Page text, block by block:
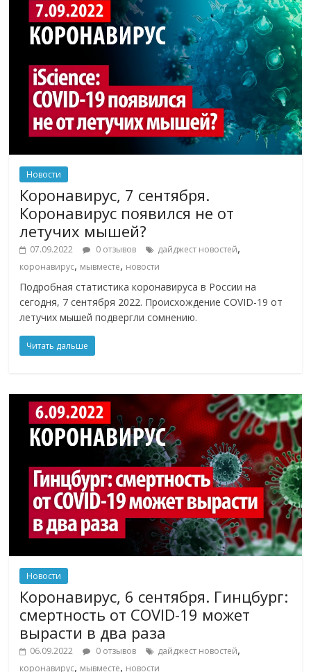
Новости
Коронавирус, 7 сентября.
Коронавирус появился не от
летучих мышей?
07.09.2022 0 отзывов дайджест новостей,
коронавирус, мывместе, новости
Подробная статистика коронавируса в России на
сегодня, 7 сентября 2022. Происхождение COVID-19 от
летучих мышей подвергли сомнению.
Читать дальше
Новости
Коронавирус, 6 сентября. Гинцбург:
смертность от COVID-19 может
вырасти в два раза
06.09.2022 0 отзывов дайджест новостей,
коронавирус, мывместе, новости